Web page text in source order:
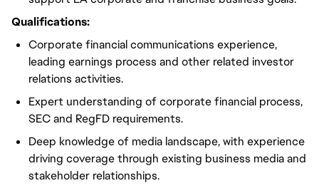
Qualifications:
Corporate financial communications experience,
leading earnings process and other related investor
relations activities.
Expert understanding of corporate financial process,
SEC and RegFD requirements.
Deep knowledge of media landscape, with experience
driving coverage through existing business media and
stakeholder relationships.